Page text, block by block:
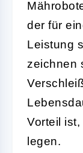
der für
Leistung
zeichnen
Vorteil
legen.